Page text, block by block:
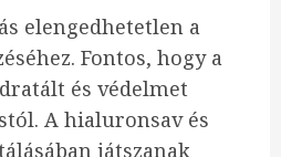
elengedhetetlen a
Fontos, hogy a
és védelmet
A hialuronsav és
játszanak